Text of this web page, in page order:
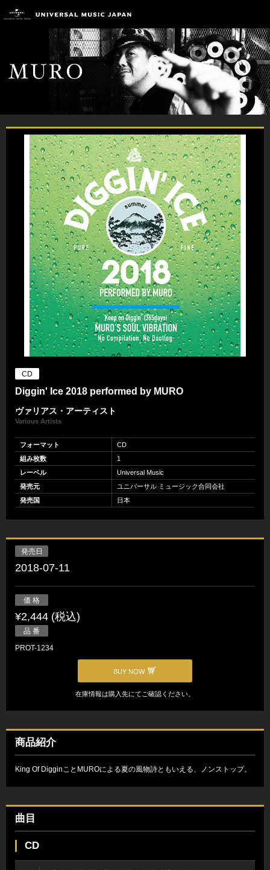
CD
Diggin' Ice 2018 performed by MURO
ヴァリアス・アーティスト
Various Artists
フォーマット
CD
組み枚数
1
レーベル
Universal Music
発売元
ユニバーサル ミュージック合同会社
発売国
日本
発売日
2018-07-11
価 格
¥2,444 (税込)
品 番
PROT-1234
BUY NOW
在庫情報は購入先にてご確認ください。
商品紹介
King Of DigginことMUROによる夏の風物詩ともいえる、ノンストップ。
曲目
CD